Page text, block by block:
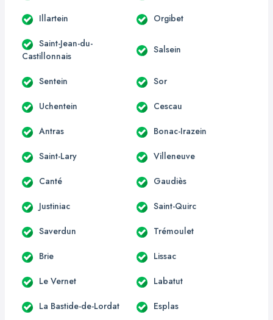
Illartein Orgibet
Saint-Jean-du-
Castillonnais
Salsein
Sentein Sor
Uchentein Cescau
Antras Bonac-Irazein
Saint-Lary Villeneuve
Canté Gaudiès
Justiniac Saint-Quirc
Saverdun Trémoulet
Brie Lissac
Le Vernet Labatut
La Bastide-de-Lordat Esplas